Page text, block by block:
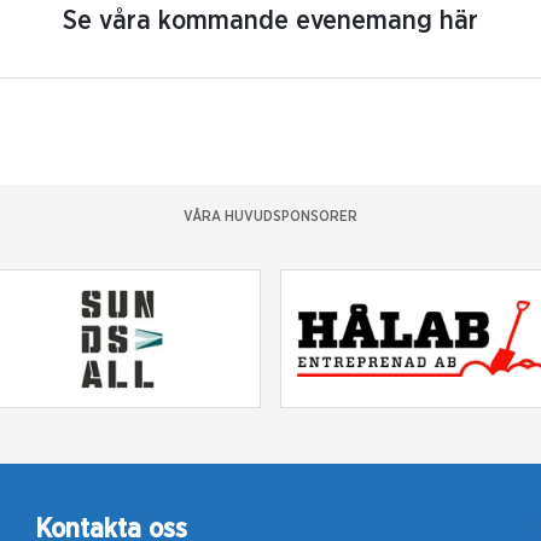
Se våra kommande evenemang här
VÅRA HUVUDSPONSORER
Kontakta oss